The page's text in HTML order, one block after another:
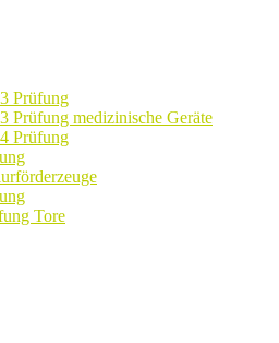
Prüfung
Prüfung medizinische Geräte
Prüfung
Tore